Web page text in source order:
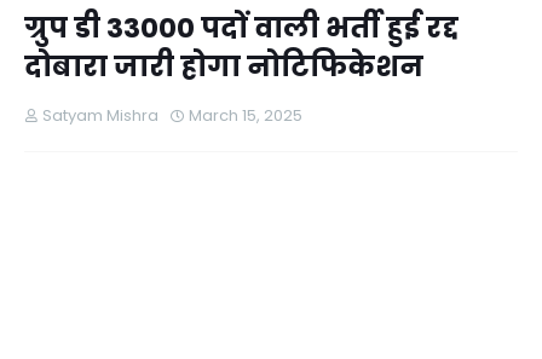
ग्रुप डी 33000 पदों वाली भर्ती हुई रद्द
दोबारा जारी होगा नोटिफिकेशन
Satyam Mishra March 15, 2025